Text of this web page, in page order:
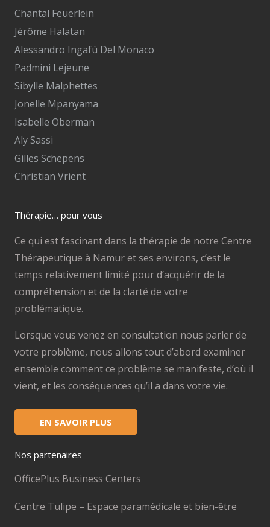
Chantal Feuerlein
Jérôme Halatan
Alessandro Ingafù Del Monaco
Padmini Lejeune
Sibylle Malphettes
Jonelle Mpanyama
Isabelle Oberman
Aly Sassi
Gilles Schepens
Christian Vrient
Thérapie… pour vous
Ce qui est fascinant dans la thérapie de notre Centre
Thérapeutique à Namur et ses environs, c’est le
temps relativement limité pour d’acquérir de la
compréhension et de la clarté de votre
problématique.
Lorsque vous venez en consultation nous parler de
votre problème, nous allons tout d’abord examiner
ensemble comment ce problème se manifeste, d’où il
vient, et les conséquences qu’il a dans votre vie.
EN SAVOIR PLUS
Nos partenaires
OfficePlus Business Centers
Centre Tulipe – Espace paramédicale et bien-être